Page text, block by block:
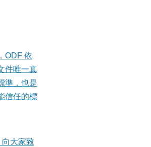
ODF 依
件唯一真
準，也是
信任的標
大家致